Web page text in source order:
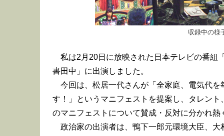
収録中の様
私は2月20日に放映された日本テレビの番
書田中」に出演しました。
今回は、松居一代さんが「全家庭、電気代を
す！」というマニフェストを提案し、タレン
のマニフェストについて賛成・反対に分かれ熱
政治家の出演者は、鴨下一郎元環境大臣、大